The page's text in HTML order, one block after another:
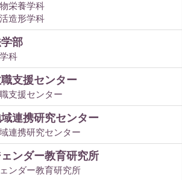
栄養学科
造形学科
部
科
支援センター
支援センター
連携研究センター
連携研究センター
ェンダー教育研究所
ンダー教育研究所